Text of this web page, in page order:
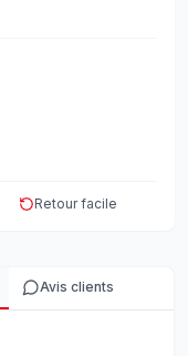
Retour facile
Avis clients